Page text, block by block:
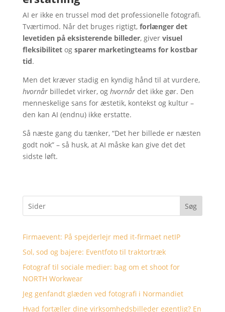
AI er ikke en trussel mod det professionelle fotografi.
Tværtimod. Når det bruges rigtigt, forlænger det
levetiden på eksisterende billeder, giver visuel
fleksibilitetog sparer marketingteams for kostbar
tid.
Men det kræver stadig en kyndig hånd til at vurdere,
hvornårbilledet virker, og hvornårdet ikke gør. Den
menneskelige sans for æstetik, kontekst og kultur –
den kan AI (endnu) ikke erstatte.
Så næste gang du tænker, “Det her billede er næsten
godt nok” – så husk, at AI måske kan give det det
sidste løft.
Søg
Firmaevent: På spejderlejr med it-firmaet netIP
Sol, sod og bajere: Eventfoto til traktortræk
Fotograf til sociale medier: bag om et shoot for
NORTH Workwear
Jeg genfandt glæden ved fotografi i Normandiet
Hvad fortæller dine virksomhedsbilleder egentlig? En